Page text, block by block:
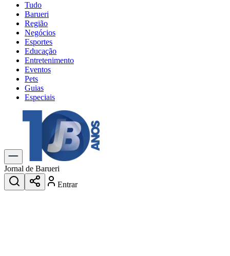
Tudo
Barueri
Região
Negócios
Esportes
Educação
Entretenimento
Eventos
Pets
Guias
Especiais
Explore Tudo
Últimas Notícias
Previsão do Tempo
Trânsito e Rotas
Dia a Dia & Lazer
Transportes
Gastronomia
Jornal de Barueri
Entrar